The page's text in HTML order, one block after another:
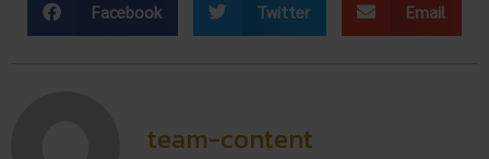
Facebook Twitter Email
team-content